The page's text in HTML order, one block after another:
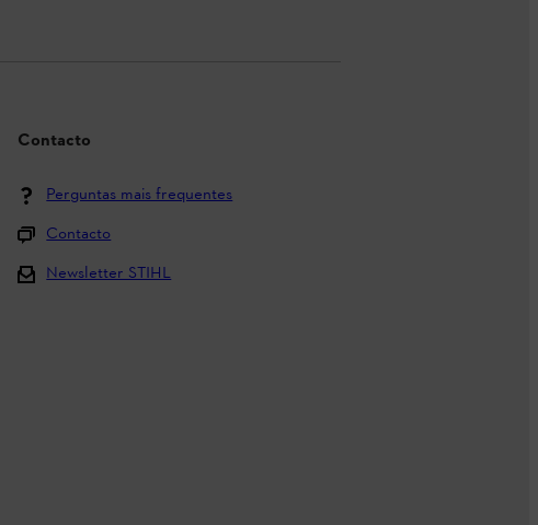
Contacto
Perguntas mais frequentes
Contacto
Newsletter STIHL